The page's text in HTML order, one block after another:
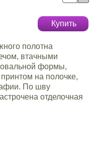
Купить
полотна
втачными
овальной формы,
на полочке,
По шву
отделочная